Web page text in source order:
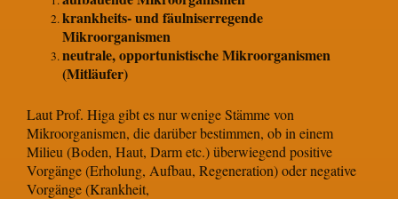
krankheits- und fäulniserregende
Mikroorganismen
neutrale, opportunistische Mikroorganismen
(Mitläufer)
Laut Prof. Higa gibt es nur wenige Stämme von
Mikroorganismen, die darüber bestimmen, ob in einem
Milieu (Boden, Haut, Darm etc.) überwiegend positive
Vorgänge (Erholung, Aufbau, Regeneration) oder negative
Vorgänge (Krankheit,